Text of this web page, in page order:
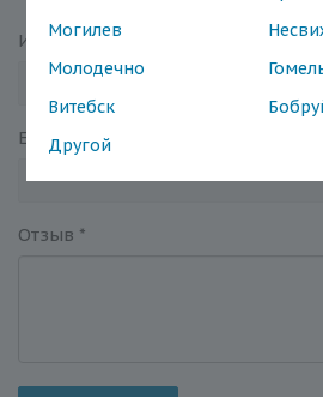
Могилев
Молодечно
Витебск
Другой
Имя*
Email*
Отзыв *